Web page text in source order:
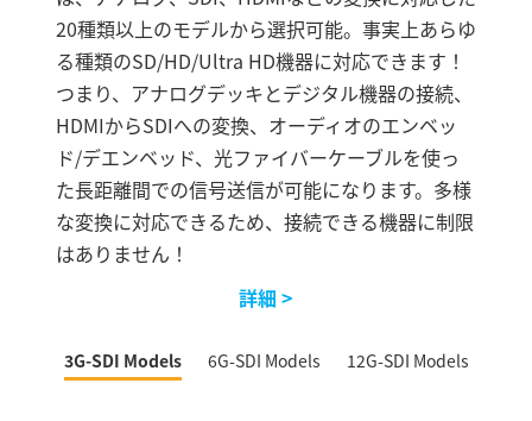
20種類以上のモデルから選択可能。事実上あらゆ
る種類のSD/HD/Ultra HD機器に対応できます！
つまり、アナログデッキとデジタル機器の接続、
HDMIからSDIへの変換、オーディオのエンベッ
ド/デエンベッド、光ファイバーケーブルを使っ
た長距離間での信号送信が可能になります。多様
な変換に対応できるため、接続できる機器に制限
はありません！
詳細 >
3G-SDI Models 6G-SDI Models 12G-SDI Models